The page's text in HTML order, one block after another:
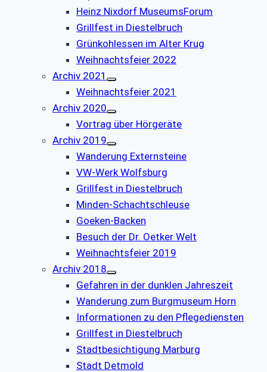
Heinz Nixdorf MuseumsForum
Grillfest in Diestelbruch
Grünkohlessen im Alter Krug
Weihnachtsfeier 2022
Archiv 2021
Weihnachtsfeier 2021
Archiv 2020
Vortrag über Hörgeräte
Archiv 2019
Wanderung Externsteine
VW-Werk Wolfsburg
Grillfest in Diestelbruch
Minden-Schachtschleuse
Goeken-Backen
Besuch der Dr. Oetker Welt
Weihnachtsfeier 2019
Archiv 2018
Gefahren in der dunklen Jahreszeit
Wanderung zum Burgmuseum Horn
Informationen zu den Pflegediensten
Grillfest in Diestelbruch
Stadtbesichtigung Marburg
Stadt Detmold